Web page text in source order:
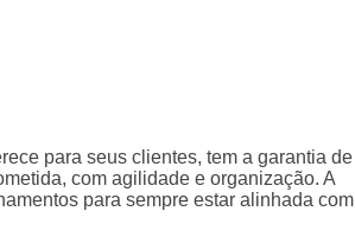
para seus clientes, tem a garantia de
com agilidade e organização. A
para sempre estar alinhada com